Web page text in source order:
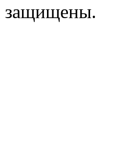
защищены.